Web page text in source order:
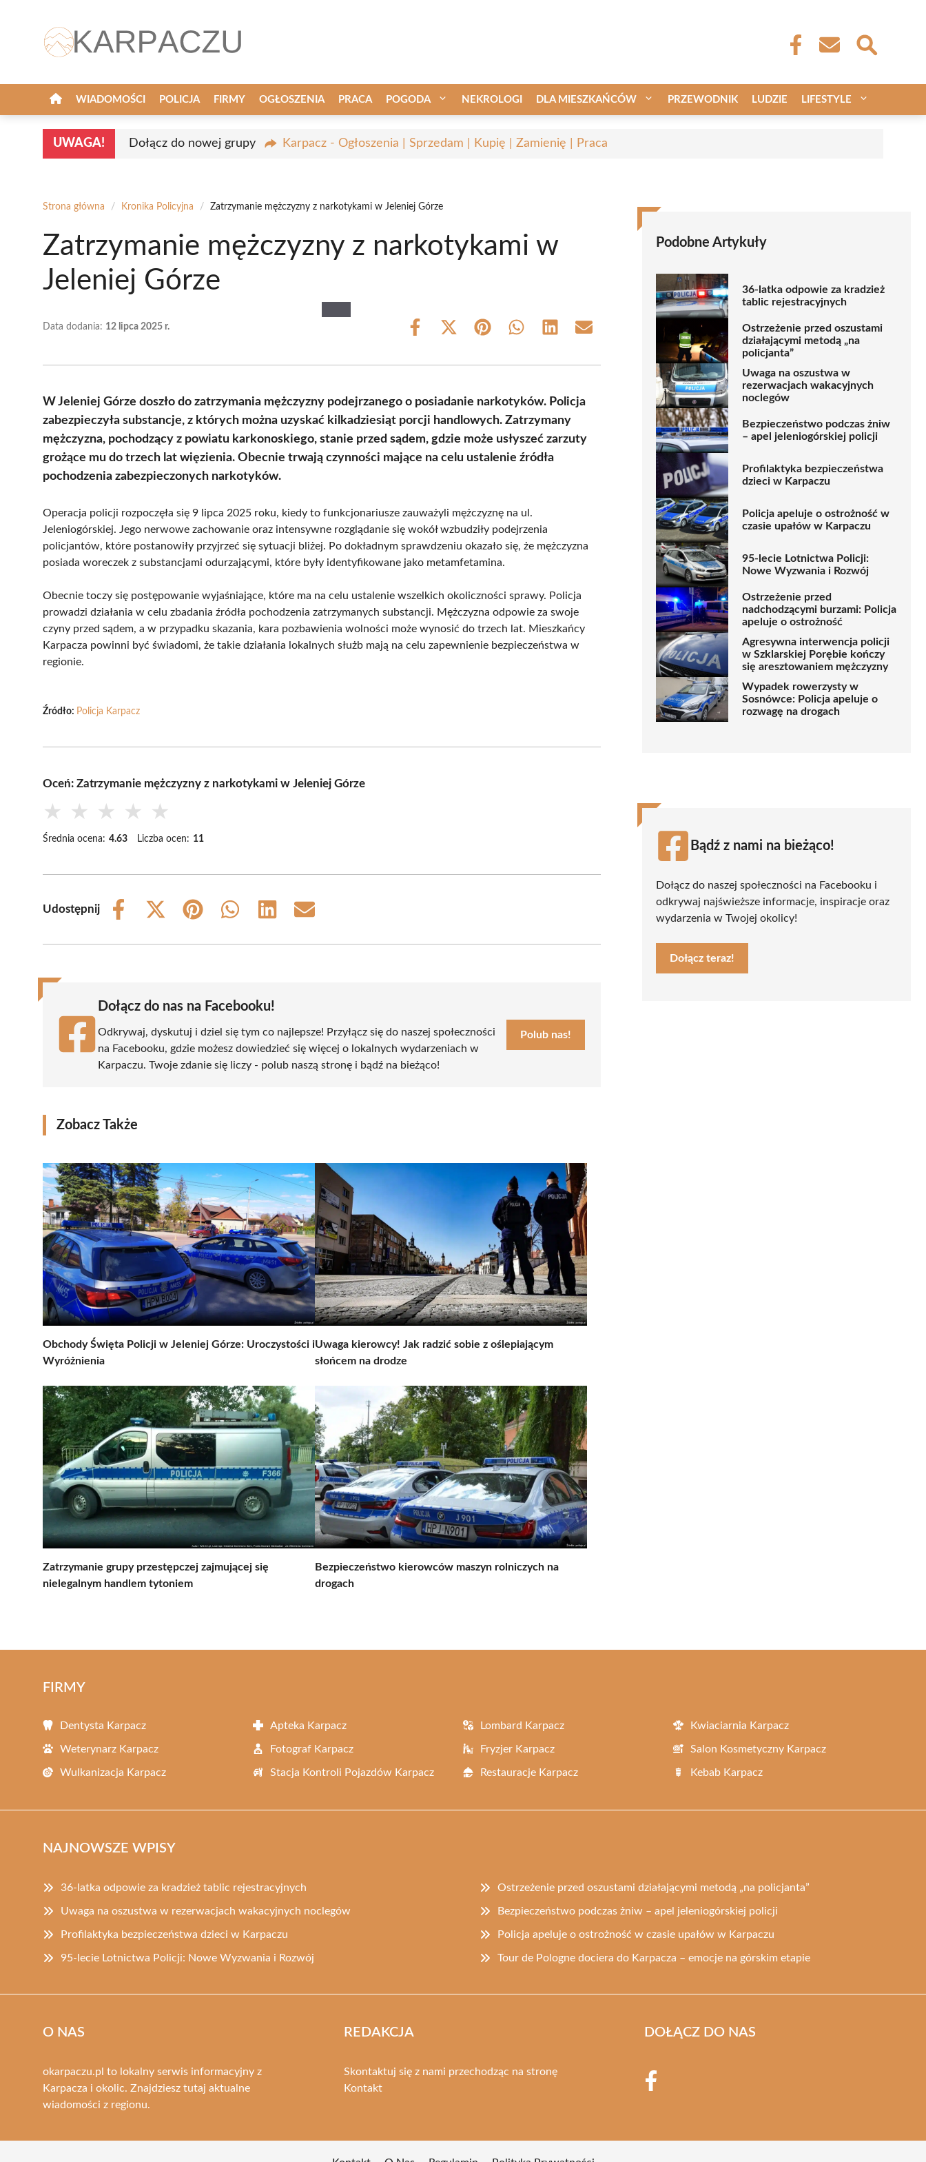
WIADOMOŚCI POLICJA FIRMY OGŁOSZENIA PRACA POGODA NEKROLOGI DLA MIESZKAŃCÓW PRZEWODNIK LUDZIE LIFESTYLE
UWAGA! Dołącz do nowej grupy Karpacz - Ogłoszenia | Sprzedam | Kupię | Zamienię | Praca
Strona główna / Kronika Policyjna / Zatrzymanie mężczyzny z narkotykami w Jeleniej Górze
Zatrzymanie mężczyzny z narkotykami w
Jeleniej Górze
Data dodania: 12 lipca 2025 r.
Share
Share
(Twitter)
Share Share Share Share
W Jeleniej Górze doszło do zatrzymania mężczyzny podejrzanego o posiadanie narkotyków. Policja
zabezpieczyła substancje, z których można uzyskać kilkadziesiąt porcji handlowych. Zatrzymany
mężczyzna, pochodzący z powiatu karkonoskiego, stanie przed sądem, gdzie może usłyszeć zarzuty
grożące mu do trzech lat więzienia. Obecnie trwają czynności mające na celu ustalenie źródła
pochodzenia zabezpieczonych narkotyków.
Operacja policji rozpoczęła się 9 lipca 2025 roku, kiedy to funkcjonariusze zauważyli mężczyznę na ul.
Jeleniogórskiej. Jego nerwowe zachowanie oraz intensywne rozglądanie się wokół wzbudziły podejrzenia
policjantów, które postanowiły przyjrzeć się sytuacji bliżej. Po dokładnym sprawdzeniu okazało się, że mężczyzna
posiada woreczek z substancjami odurzającymi, które były identyfikowane jako metamfetamina.
Obecnie toczy się postępowanie wyjaśniające, które ma na celu ustalenie wszelkich okoliczności sprawy. Policja
prowadzi działania w celu zbadania źródła pochodzenia zatrzymanych substancji. Mężczyzna odpowie za swoje
czyny przed sądem, a w przypadku skazania, kara pozbawienia wolności może wynosić do trzech lat. Mieszkańcy
Karpacza powinni być świadomi, że takie działania lokalnych służb mają na celu zapewnienie bezpieczeństwa w
regionie.
Źródło: Policja Karpacz
Oceń: Zatrzymanie mężczyzny z narkotykami w Jeleniej Górze
★ ★ ★ ★ ★
Średnia ocena: 4.63 Liczba ocen: 11
Udostępnij
Share
Share
(Twitter)
Share
Share
Share
Share
Dołącz do nas na Facebooku!
Odkrywaj, dyskutuj i dziel się tym co najlepsze! Przyłącz się do naszej społeczności
na Facebooku, gdzie możesz dowiedzieć się więcej o lokalnych wydarzeniach w
Karpaczu. Twoje zdanie się liczy - polub naszą stronę i bądź na bieżąco!
Polub nas!
Zobacz Także
Obchody Święta Policji w Jeleniej Górze: Uroczystości i
Wyróżnienia
Uwaga kierowcy! Jak radzić sobie z oślepiającym
słońcem na drodze
Zatrzymanie grupy przestępczej zajmującej się
nielegalnym handlem tytoniem
Bezpieczeństwo kierowców maszyn rolniczych na
drogach
Podobne Artykuły
36-latka odpowie za kradzież
tablic rejestracyjnych
Ostrzeżenie przed oszustami
działającymi metodą „na
policjanta”
Uwaga na oszustwa w
rezerwacjach wakacyjnych
noclegów
Bezpieczeństwo podczas żniw
– apel jeleniogórskiej policji
Profilaktyka bezpieczeństwa
dzieci w Karpaczu
Policja apeluje o ostrożność w
czasie upałów w Karpaczu
95-lecie Lotnictwa Policji:
Nowe Wyzwania i Rozwój
Ostrzeżenie przed
nadchodzącymi burzami: Policja
apeluje o ostrożność
Agresywna interwencja policji
w Szklarskiej Porębie kończy
się aresztowaniem mężczyzny
Wypadek rowerzysty w
Sosnówce: Policja apeluje o
rozwagę na drogach
Bądź z nami na bieżąco!
Dołącz do naszej społeczności na Facebooku i
odkrywaj najświeższe informacje, inspiracje oraz
wydarzenia w Twojej okolicy!
Dołącz teraz!
FIRMY
Dentysta Karpacz Apteka Karpacz Lombard Karpacz Kwiaciarnia Karpacz
Weterynarz Karpacz Fotograf Karpacz Fryzjer Karpacz Salon Kosmetyczny Karpacz
Wulkanizacja Karpacz Stacja Kontroli Pojazdów Karpacz Restauracje Karpacz Kebab Karpacz
NAJNOWSZE WPISY
36-latka odpowie za kradzież tablic rejestracyjnych Ostrzeżenie przed oszustami działającymi metodą „na policjanta”
Uwaga na oszustwa w rezerwacjach wakacyjnych noclegów Bezpieczeństwo podczas żniw – apel jeleniogórskiej policji
Profilaktyka bezpieczeństwa dzieci w Karpaczu Policja apeluje o ostrożność w czasie upałów w Karpaczu
95-lecie Lotnictwa Policji: Nowe Wyzwania i Rozwój Tour de Pologne dociera do Karpacza – emocje na górskim etapie
O NAS
okarpaczu.pl to lokalny serwis informacyjny z
Karpacza i okolic. Znajdziesz tutaj aktualne
wiadomości z regionu.
REDAKCJA
Skontaktuj się z nami przechodząc na stronę
Kontakt
DOŁĄCZ DO NAS